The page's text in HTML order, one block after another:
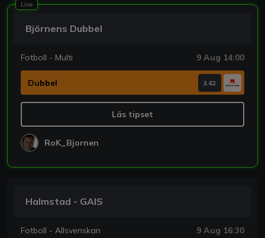
Live
Björnens Dubbel
Fotboll - Multi 9 Aug 14:00
Dubbel 3.62
Läs tipset
RoK_Bjornen
Halmstad - GAIS
Fotboll - Allsvenskan 9 Aug 16:30